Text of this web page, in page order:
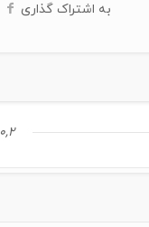
به اشتراک گذاری
0,2 کیلوگرم